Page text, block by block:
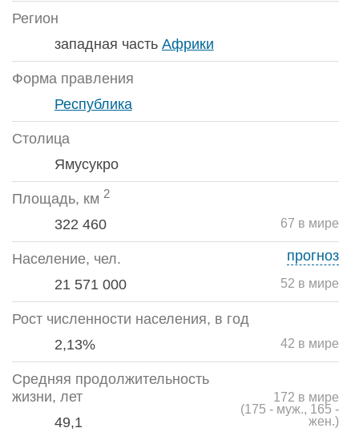
Регион
западная часть Африки
Форма правления
Республика
Столица
Ямусукро
Площадь, км 2
67 в мире
322 460
Население, чел.
52 в мире
21 571 000
прогноз
Рост численности населения, в год
42 в мире
2,13%
Средняя продолжительность
жизни, лет
49,1
172 в мире
(175 - муж., 165 -
жен.)